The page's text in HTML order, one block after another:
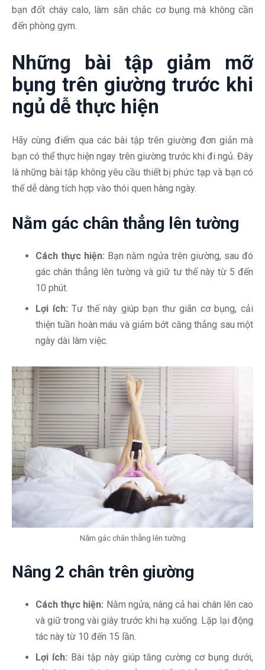
bạn đốt cháy calo, làm săn chắc cơ bụng mà không cần
đến phòng gym.
Những bài tập giảm mỡ
bụng trên giường trước khi
ngủ dễ thực hiện
Hãy cùng điểm qua các bài tập trên giường đơn giản mà
bạn có thể thực hiện ngay trên giường trước khi đi ngủ. Đây
là những bài tập không yêu cầu thiết bị phức tạp và bạn có
thể dễ dàng tích hợp vào thói quen hàng ngày.
Nằm gác chân thẳng lên tường
Cách thực hiện: Bạn nằm ngửa trên giường, sau đó
gác chân thẳng lên tường và giữ tư thế này từ 5 đến
10 phút.
Lợi ích:Tư thế này giúp bạn thư giãn cơ bụng, cải
thiện tuần hoàn máu và giảm bớt căng thẳng sau một
ngày dài làm việc.
Nằm gác chân thẳng lên tường
Nâng 2 chân trên giường
Cách thực hiện: Nằm ngửa, nâng cả hai chân lên cao
và giữ trong vài giây trước khi hạ xuống. Lặp lại động
tác này từ 10 đến 15 lần.
Lợi ích: Bài tập này giúp tăng cường cơ bụng dưới,